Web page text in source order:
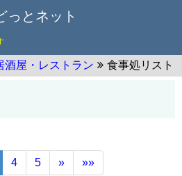
っとネット
酒屋・レストラン 食事処リスト
4 5 » »»